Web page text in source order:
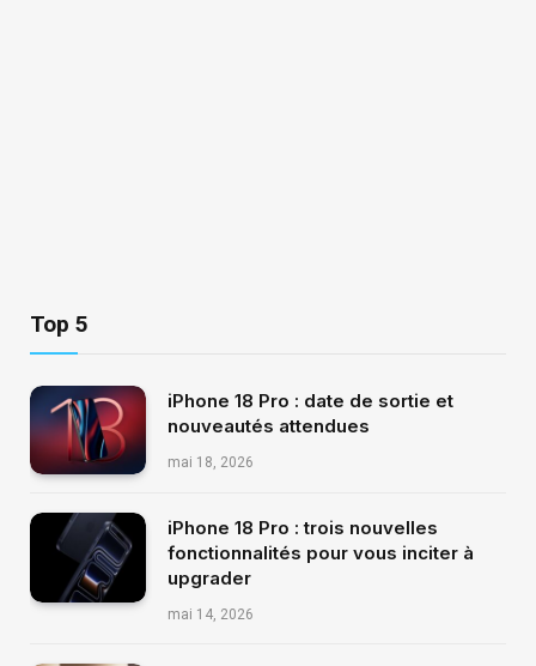
Top 5
iPhone 18 Pro : date de sortie et
nouveautés attendues
mai 18, 2026
iPhone 18 Pro : trois nouvelles
fonctionnalités pour vous inciter à
upgrader
mai 14, 2026